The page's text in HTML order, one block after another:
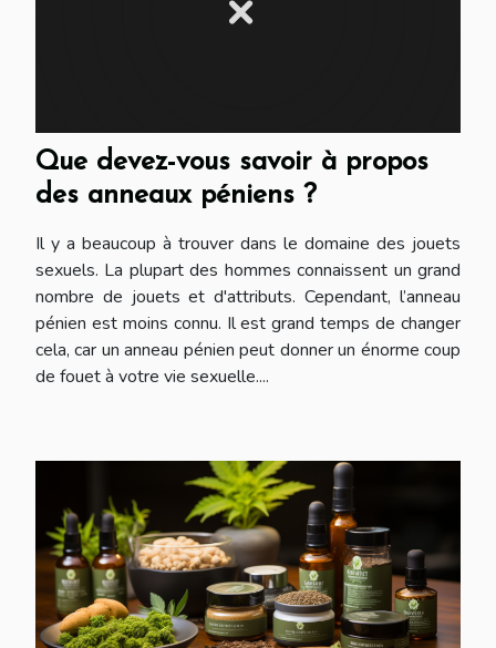
Que devez-vous savoir à propos
des anneaux péniens ?
Il y a beaucoup à trouver dans le domaine des jouets
sexuels. La plupart des hommes connaissent un grand
nombre de jouets et d'attributs. Cependant, l’anneau
pénien est moins connu. Il est grand temps de changer
cela, car un anneau pénien peut donner un énorme coup
de fouet à votre vie sexuelle....